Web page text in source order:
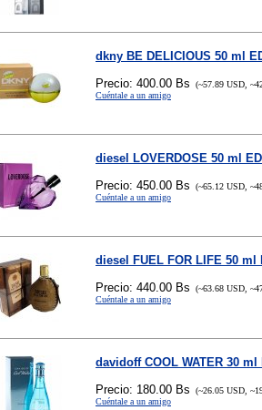
dkny BE DELICIOUS 50 ml
Precio: 400.00 Bs (~57.89 USD,
Cuéntale a un amigo
diesel LOVERDOSE 50 ml
Precio: 450.00 Bs (~65.12 USD,
Cuéntale a un amigo
diesel FUEL FOR LIFE 50 ml
Precio: 440.00 Bs (~63.68 USD,
Cuéntale a un amigo
davidoff COOL WATER 30 ml
Precio: 180.00 Bs (~26.05 USD,
Cuéntale a un amigo